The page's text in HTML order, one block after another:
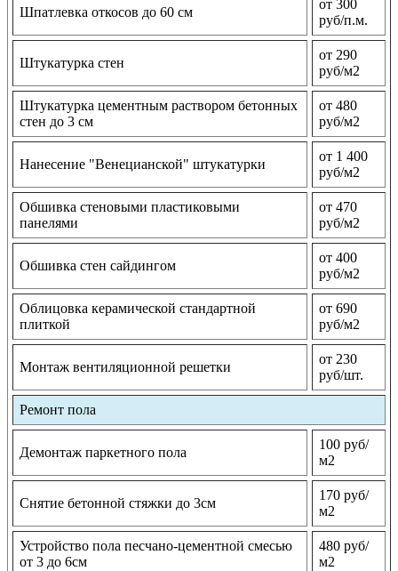
Шпатлевка откосов до 60 см
от 300
руб/п.м.
Штукатурка стен
от 290
руб/м2
Штукатурка цементным раствором бетонных
стен до 3 см
от 480
руб/м2
Нанесение "Венецианской" штукатурки
от 1 400
руб/м2
Обшивка стеновыми пластиковыми
панелями
от 470
руб/м2
Обшивка стен сайдингом
от 400
руб/м2
Облицовка керамической стандартной
плиткой
от 690
руб/м2
Монтаж вентиляционной решетки
от 230
руб/шт.
Ремонт пола
Демонтаж паркетного пола
100 руб/
м2
Снятие бетонной стяжки до 3см
170 руб/
м2
Устройство пола песчано-цементной смесью
от 3 до 6см
480 руб/
м2